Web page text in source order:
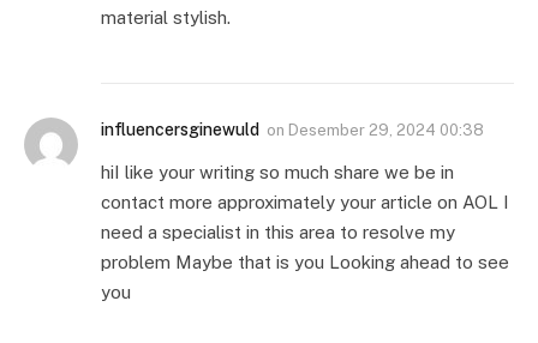
material stylish.
influencersginewuld on Desember 29, 2024 00:38
hiI like your writing so much share we be in
contact more approximately your article on AOL I
need a specialist in this area to resolve my
problem Maybe that is you Looking ahead to see
you